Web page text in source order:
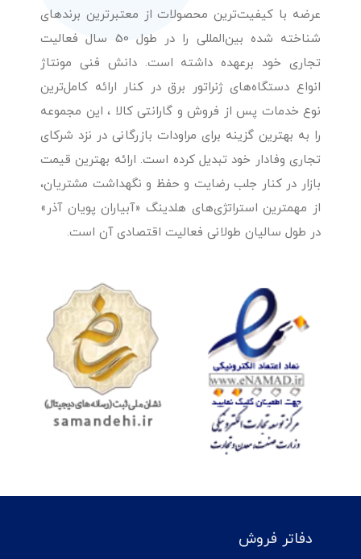
عرضه با کیفیت‌ترین محصولات از معتبرترین برندهای
شناخته شده بین‌المللی را در طول 50 سال فعالیت
تجاری خود برعهده داشته است. دانش فنی مونتاژ
انواع دستگاه‌های ژنراتور برق در کنار ارائه کامل‌ترین
نوع خدمات پس از فروش و گارانتی کالا ، این مجموعه
را به بهترین گزینه برای مراودات بازرگانی در نزد شرکای
تجاری وفادار خود تبدیل کرده است. ارائه بهترین قیمت
بازار در کنار جلب رضایت و حفظ و نگهداشت مشتریان،
از مهمترین استراتژی‌های هلدینگ «آبیاران پویان آذر»
در طول سالیان طولانی فعالیت اقتصادی آن است.
دفاتر فروش